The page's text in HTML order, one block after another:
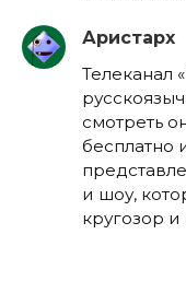
Аристарх
Телеканал
смотреть
бесплатно
и шоу,
кругозор